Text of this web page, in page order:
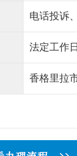
电话投诉
法定工作
香格里拉